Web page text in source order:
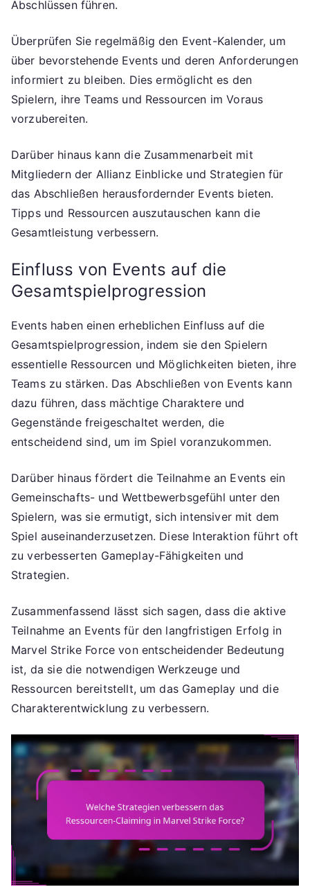
Abschlüssen führen.
Überprüfen Sie regelmäßig den Event-Kalender, um
über bevorstehende Events und deren Anforderungen
informiert zu bleiben. Dies ermöglicht es den
Spielern, ihre Teams und Ressourcen im Voraus
vorzubereiten.
Darüber hinaus kann die Zusammenarbeit mit
Mitgliedern der Allianz Einblicke und Strategien für
das Abschließen herausfordernder Events bieten.
Tipps und Ressourcen auszutauschen kann die
Gesamtleistung verbessern.
Einfluss von Events auf die
Gesamtspielprogression
Events haben einen erheblichen Einfluss auf die
Gesamtspielprogression, indem sie den Spielern
essentielle Ressourcen und Möglichkeiten bieten, ihre
Teams zu stärken. Das Abschließen von Events kann
dazu führen, dass mächtige Charaktere und
Gegenstände freigeschaltet werden, die
entscheidend sind, um im Spiel voranzukommen.
Darüber hinaus fördert die Teilnahme an Events ein
Gemeinschafts- und Wettbewerbsgefühl unter den
Spielern, was sie ermutigt, sich intensiver mit dem
Spiel auseinanderzusetzen. Diese Interaktion führt oft
zu verbesserten Gameplay-Fähigkeiten und
Strategien.
Zusammenfassend lässt sich sagen, dass die aktive
Teilnahme an Events für den langfristigen Erfolg in
Marvel Strike Force von entscheidender Bedeutung
ist, da sie die notwendigen Werkzeuge und
Ressourcen bereitstellt, um das Gameplay und die
Charakterentwicklung zu verbessern.